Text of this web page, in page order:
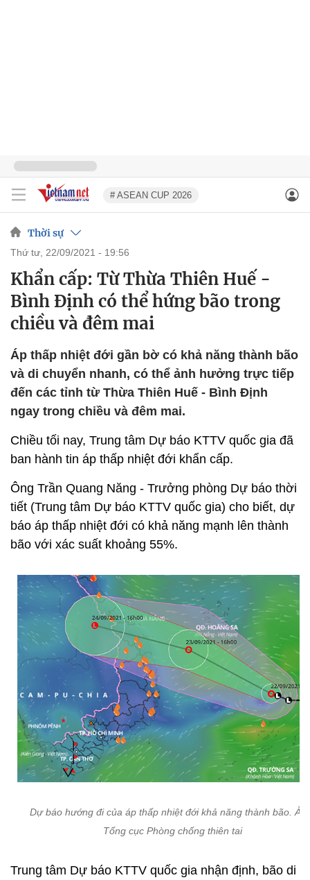
# ASEAN CUP 2026
Thời sự
thứ tư, 22/09/2021 - 19:56
Khẩn cấp: Từ Thừa Thiên Huế -
Bình Định có thể hứng bão trong
chiều và đêm mai
Áp thấp nhiệt đới gần bờ có khả năng thành bão
và di chuyển nhanh, có thể ảnh hưởng trực tiếp
đến các tỉnh từ Thừa Thiên Huế - Bình Định
ngay trong chiều và đêm mai.
Chiều tối nay, Trung tâm Dự báo KTTV quốc gia đã
ban hành tin áp thấp nhiệt đới khẩn cấp.
Ông Trần Quang Năng - Trưởng phòng Dự báo thời
tiết (Trung tâm Dự báo KTTV quốc gia) cho biết, dự
báo áp thấp nhiệt đới có khả năng mạnh lên thành
bão với xác suất khoảng 55%.
Dự báo hướng đi của áp thấp nhiệt đới khả năng thành bão.
Tổng cục Phòng chống thiên tai
Trung tâm Dự báo KTTV quốc gia nhận định, bão di